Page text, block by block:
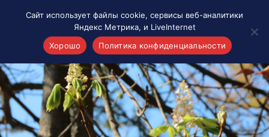
Акценты
Материалы о Рязани и области
Проекты 7 инфо
Здоровье
Сайт использует файлы cookie, сервисы веб-аналитики
Яндекс Метрика, и LiveInternet
Хорошо
Политика конфиденциальности